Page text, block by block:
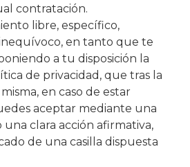
contratación.
libre, específico,
en tanto que te
a tu disposición la
de privacidad, que tras la
en caso de estar
aceptar mediante una
una clara acción afirmativa,
de una casilla dispuesta